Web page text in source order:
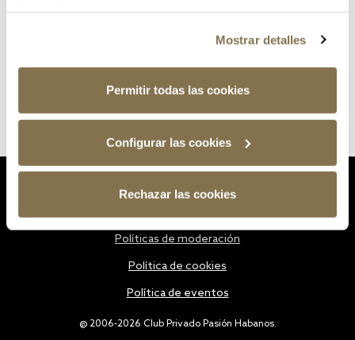
Mostrar detalles
Permitir todas las cookies
Configurar las cookies
Rechazar las cookies
@ 2006-2026 Club Privado Pasión Habanos.
Políticas de moderación
Política de cookies
Política de eventos